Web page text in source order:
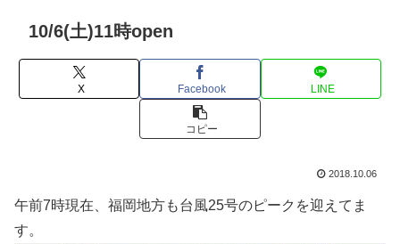
10/6(土)11時open
X Facebook LINE
コピー
2018.10.06
午前7時現在、福岡地方も台風25号のピークを迎えてま
す。